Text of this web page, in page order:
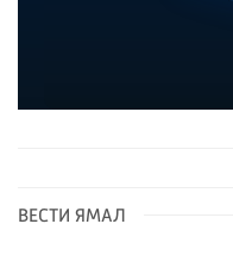
ВЕСТИ ЯМАЛ